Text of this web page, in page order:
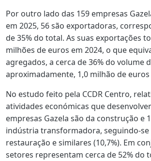
Por outro lado das 159 empresas
em 2025, 56 são exportadoras,
de 35% do total. As suas exportações
milhões de euros em 2024, o que
agregados, a cerca de 36% do volume
aproximadamente, 1,0 milhão de
No estudo feito pela CCDR Centro,
atividades económicas que
empresas Gazela são da construção e
indústria transformadora, seguindo-se
restauração e similares (10,7%). Em
setores representam cerca de 52% do